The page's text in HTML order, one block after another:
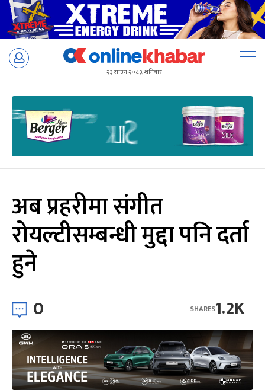
Skip
२३ साउन २०८३, शनिबार
अब प्रहरीमा संगीत
रोयल्टीसम्बन्धी मुद्दा पनि दर्ता
हुने
0 1.2K
SHARES